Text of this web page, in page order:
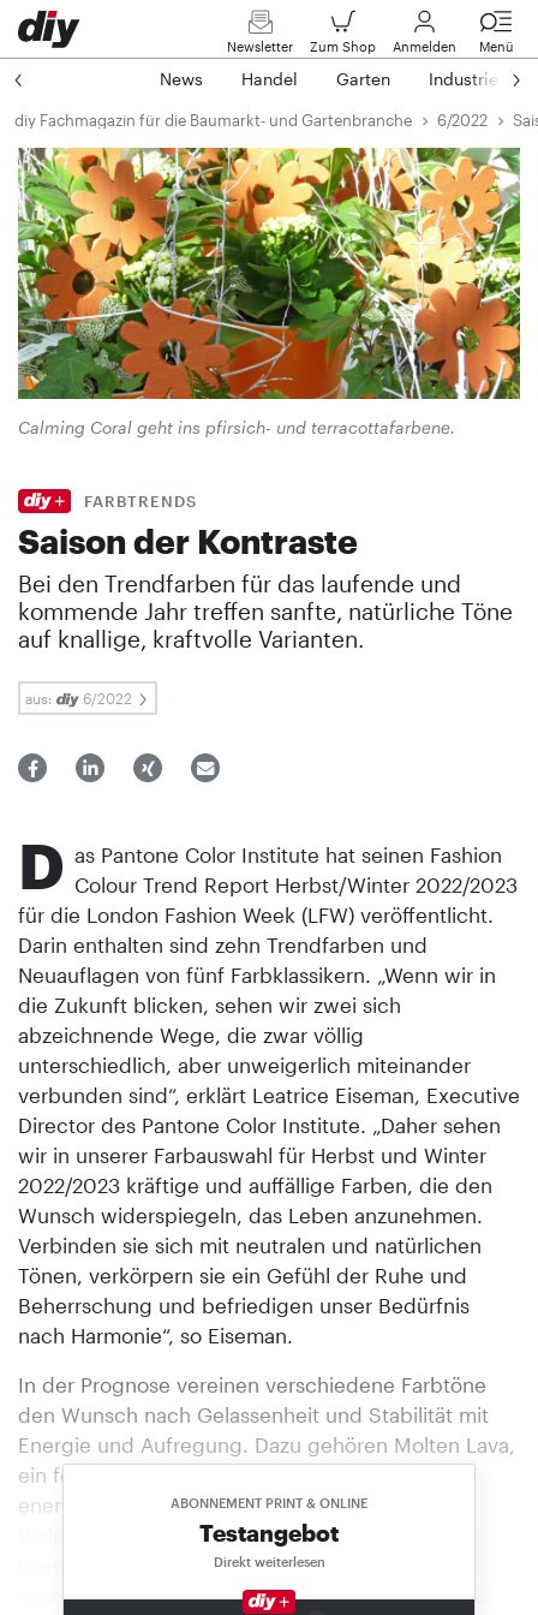
Newsletter Zum Shop Anmelden Menü
News Handel Garten Industrie
diy Fachmagazin für die Baumarkt- und Gartenbranche 6/2022
Calming Coral geht ins pfirsich- und terracottafarbene.
FARBTRENDS
Saison der Kontraste
Bei den Trendfarben für das laufende und
kommende Jahr treffen sanfte, natürliche Töne
auf knallige, kraftvolle Varianten.
aus: 6/2022
ABONNEMENT PRINT & ONLINE
Testangebot
Direkt weiterlesen
D as Pantone Color Institute hat seinen Fashion
Colour Trend Report Herbst/Winter 2022/2023
für die London Fashion Week (LFW) veröffentlicht.
Darin enthalten sind zehn Trendfarben und
Neuauflagen von fünf Farbklassikern. „Wenn wir in
die Zukunft blicken, sehen wir zwei sich
abzeichnende Wege, die zwar völlig
unterschiedlich, aber unweigerlich miteinander
verbunden sind“, erklärt Leatrice Eiseman, Executive
Director des Pantone Color Institute. „Daher sehen
wir in unserer Farbauswahl für Herbst und Winter
2022/2023 kräftige und auffällige Farben, die den
Wunsch widerspiegeln, das Leben anzunehmen.
Verbinden sie sich mit neutralen und natürlichen
Tönen, verkörpern sie ein Gefühl der Ruhe und
Beherrschung und befriedigen unser Bedürfnis
nach Harmonie“, so Eiseman.
In der Prognose vereinen verschiedene Farbtöne
den Wunsch nach Gelassenheit und Stabilität mit
Energie und Aufregung. Dazu gehören Molten Lava,
ein feuriger, intensiver Rotton und das
energiegeladene Orange Dragon Fire. Meadow
Violet soll verzaubern und faszinieren. Abundant
Green ist ein üppiges Grün, Spicy Mustard wirkt
exotisch. Lichen Blue vermittelt Gelassenheit. Das